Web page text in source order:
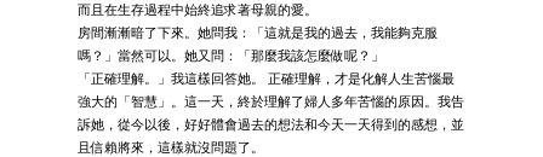
而且在生存過程中始終追求著母親的愛。
房間漸漸暗了下來。她問我：「這就是我的過去，我能夠克服
嗎？」當然可以。她又問：「那麼我該怎麼做呢？」
「正確理解。」我這樣回答她。 正確理解，才是化解人生苦惱最
強大的「智慧」。這一天，終於理解了婦人多年苦惱的原因。我告
訴她，從今以後，好好體會過去的想法和今天一天得到的感想，並
且信賴將來，這樣就沒問題了。